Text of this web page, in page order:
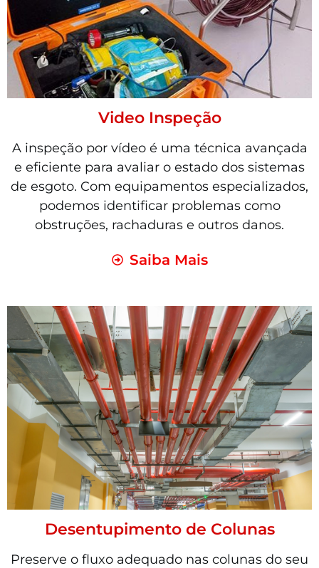
Video Inspeção
A inspeção por vídeo é uma técnica avançada
e eficiente para avaliar o estado dos sistemas
de esgoto. Com equipamentos especializados,
podemos identificar problemas como
obstruções, rachaduras e outros danos.
Saiba Mais
Desentupimento de Colunas
Preserve o fluxo adequado nas colunas do seu